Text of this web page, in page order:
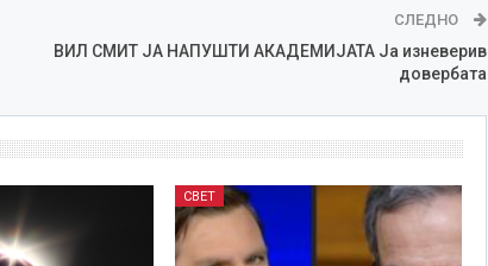
СЛЕДНО
ВИЛ СМИТ ЈА НАПУШТИ АКАДЕМИЈАТА Ја изневерив
довербата
СВЕТ